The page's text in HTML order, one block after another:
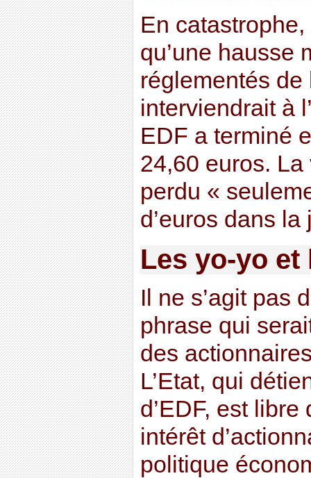
En
qu’une hausse
réglementés de
interviendrait à
EDF a terminé
24,60 euros. La
perdu «
d’euros dans la
Les yo-yo et
Il ne s’agit pas
phrase qui
des
L’Etat, qui
d’EDF, est libre
intérêt
politique